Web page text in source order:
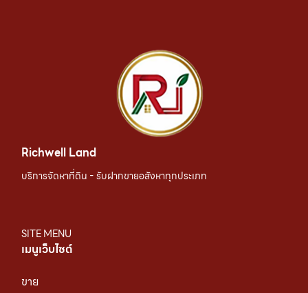
Richwell Land
บริการจัดหาที่ดิน - รับฝากขายอสังหาทุกประเภท
SITE MENU
เมนูเว็บไซต์
ขาย